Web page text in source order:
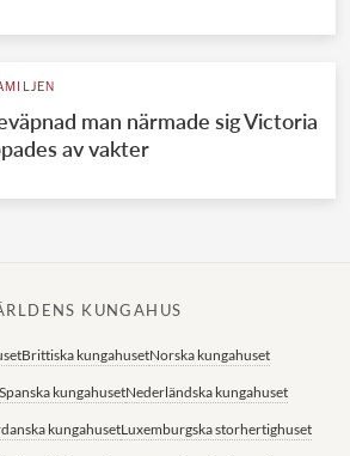
man närmade sig Victoria
av vakter
KUNGAHUS
Brittiska kungahusetNorska kungahuset
Spanska kungahusetNederländska kungahuset
kungahusetLuxemburgska storhertighuset